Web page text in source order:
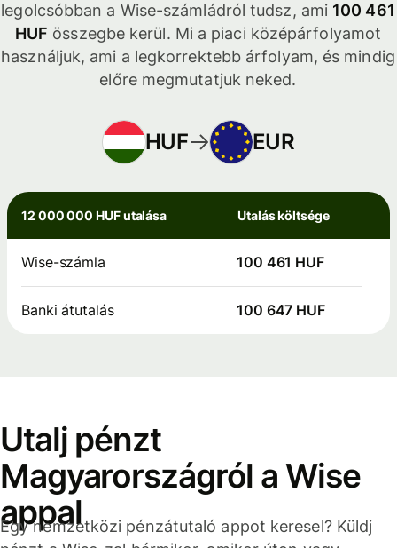
legolcsóbban a Wise-számládról tudsz, ami 100 461
HUF összegbe kerül. Mi a piaci középárfolyamot
használjuk, ami a legkorrektebb árfolyam, és mindig
előre megmutatjuk neked.
HUF EUR
12 000 000 HUF utalása Utalás költsége
Wise-számla 100 461 HUF
Banki átutalás 100 647 HUF
Utalj pénzt
Magyarországról a Wise
appal
Egy nemzetközi pénzátutaló appot keresel? Küldj